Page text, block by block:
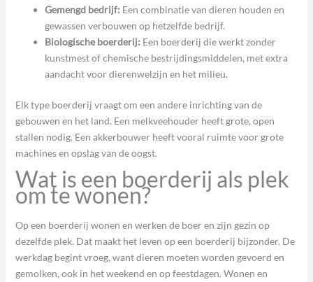
Gemengd bedrijf: Een combinatie van dieren houden en
gewassen verbouwen op hetzelfde bedrijf.
Biologische boerderij: Een boerderij die werkt zonder
kunstmest of chemische bestrijdingsmiddelen, met extra
aandacht voor dierenwelzijn en het milieu.
Elk type boerderij vraagt om een andere inrichting van de
gebouwen en het land. Een melkveehouder heeft grote, open
stallen nodig. Een akkerbouwer heeft vooral ruimte voor grote
machines en opslag van de oogst.
Wat is een boerderij als plek
om te wonen?
Op een boerderij wonen en werken de boer en zijn gezin op
dezelfde plek. Dat maakt het leven op een boerderij bijzonder. De
werkdag begint vroeg, want dieren moeten worden gevoerd en
gemolken, ook in het weekend en op feestdagen. Wonen en